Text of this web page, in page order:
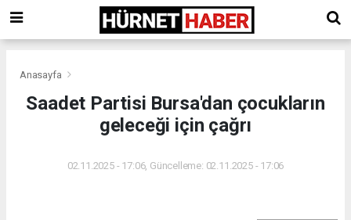
Anasayfa
Saadet Partisi Bursa'dan çocukların
geleceği için çağrı
02.11.2025 - 17:06, Güncelleme: 02.11.2025 - 17:06